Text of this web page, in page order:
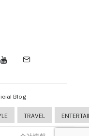
Blog
TRAVEL